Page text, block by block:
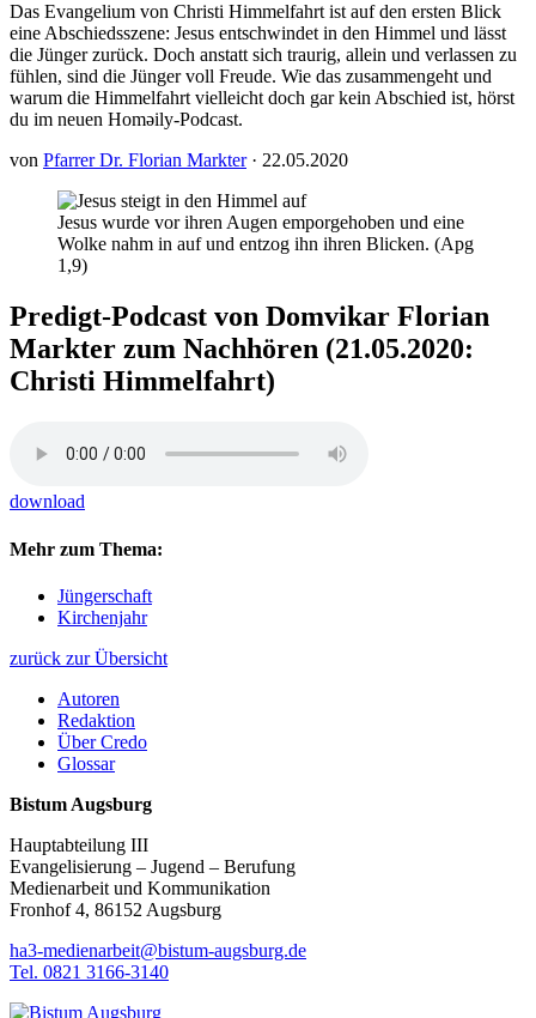
Das Evangelium von Christi Himmelfahrt ist auf den ersten Blick
eine Abschiedsszene: Jesus entschwindet in den Himmel und lässt
die Jünger zurück. Doch anstatt sich traurig, allein und verlassen zu
fühlen, sind die Jünger voll Freude. Wie das zusammengeht und
warum die Himmelfahrt vielleicht doch gar kein Abschied ist, hörst
du im neuen Homəily-Podcast.
von Pfarrer Dr. Florian Markter· 22.05.2020
Jesus wurde vor ihren Augen emporgehoben und eine
Wolke nahm in auf und entzog ihn ihren Blicken. (Apg
1,9)
Predigt-Podcast von Domvikar Florian
Markter zum Nachhören (21.05.2020:
Christi Himmelfahrt)
download
Mehr zum Thema:
Jüngerschaft
Kirchenjahr
zurück zur Übersicht
Autoren
Redaktion
Über Credo
Glossar
Bistum Augsburg
Hauptabteilung III
Evangelisierung – Jugend – Berufung
Medienarbeit und Kommunikation
Fronhof 4, 86152 Augsburg
ha3-medienarbeit@bistum-augsburg.de
Tel. 0821 3166-3140